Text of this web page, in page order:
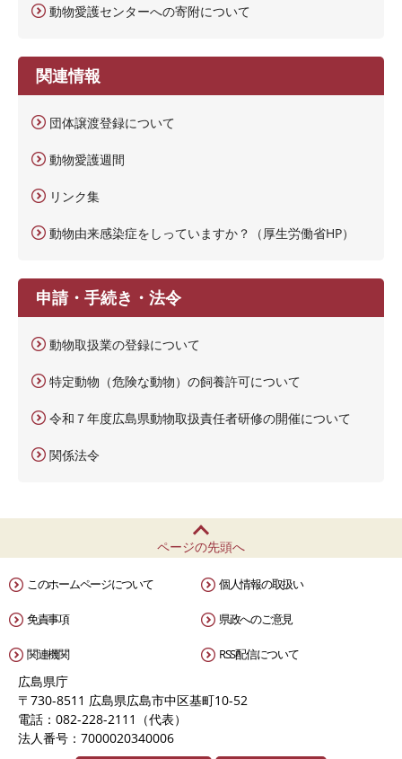
動物愛護センターへの寄附について
関連情報
団体譲渡登録について
動物愛護週間
リンク集
動物由来感染症をしっていますか？（厚生労働省HP）
申請・手続き・法令
動物取扱業の登録について
特定動物（危険な動物）の飼養許可について
令和７年度広島県動物取扱責任者研修の開催について
関係法令
ページの先頭へ
このホームページについて 個人情報の取扱い
免責事項 県政へのご意見
関連機関 RSS配信について
広島県庁
〒730-8511 広島県広島市中区基町10-52
電話：082-228-2111（代表）
法人番号：7000020340006